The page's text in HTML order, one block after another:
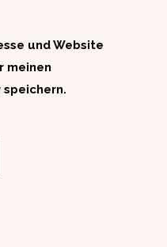
und Website
meinen